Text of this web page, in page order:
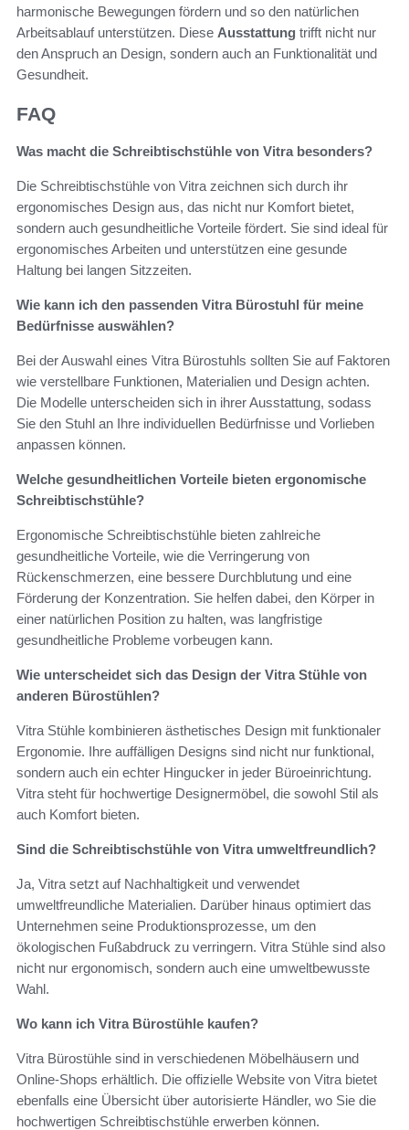
harmonische Bewegungen fördern und so den natürlichen
Arbeitsablauf unterstützen. Diese Ausstattung trifft nicht nur
den Anspruch an Design, sondern auch an Funktionalität und
Gesundheit.
FAQ
Was macht die Schreibtischstühle von Vitra besonders?
Die Schreibtischstühle von Vitra zeichnen sich durch ihr
ergonomisches Design aus, das nicht nur Komfort bietet,
sondern auch gesundheitliche Vorteile fördert. Sie sind ideal für
ergonomisches Arbeiten und unterstützen eine gesunde
Haltung bei langen Sitzzeiten.
Wie kann ich den passenden Vitra Bürostuhl für meine
Bedürfnisse auswählen?
Bei der Auswahl eines Vitra Bürostuhls sollten Sie auf Faktoren
wie verstellbare Funktionen, Materialien und Design achten.
Die Modelle unterscheiden sich in ihrer Ausstattung, sodass
Sie den Stuhl an Ihre individuellen Bedürfnisse und Vorlieben
anpassen können.
Welche gesundheitlichen Vorteile bieten ergonomische
Schreibtischstühle?
Ergonomische Schreibtischstühle bieten zahlreiche
gesundheitliche Vorteile, wie die Verringerung von
Rückenschmerzen, eine bessere Durchblutung und eine
Förderung der Konzentration. Sie helfen dabei, den Körper in
einer natürlichen Position zu halten, was langfristige
gesundheitliche Probleme vorbeugen kann.
Wie unterscheidet sich das Design der Vitra Stühle von
anderen Bürostühlen?
Vitra Stühle kombinieren ästhetisches Design mit funktionaler
Ergonomie. Ihre auffälligen Designs sind nicht nur funktional,
sondern auch ein echter Hingucker in jeder Büroeinrichtung.
Vitra steht für hochwertige Designermöbel, die sowohl Stil als
auch Komfort bieten.
Sind die Schreibtischstühle von Vitra umweltfreundlich?
Ja, Vitra setzt auf Nachhaltigkeit und verwendet
umweltfreundliche Materialien. Darüber hinaus optimiert das
Unternehmen seine Produktionsprozesse, um den
ökologischen Fußabdruck zu verringern. Vitra Stühle sind also
nicht nur ergonomisch, sondern auch eine umweltbewusste
Wahl.
Wo kann ich Vitra Bürostühle kaufen?
Vitra Bürostühle sind in verschiedenen Möbelhäusern und
Online-Shops erhältlich. Die offizielle Website von Vitra bietet
ebenfalls eine Übersicht über autorisierte Händler, wo Sie die
hochwertigen Schreibtischstühle erwerben können.